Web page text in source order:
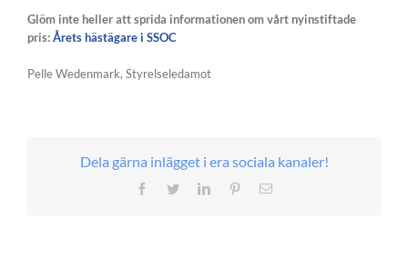
Glöm inte heller att sprida informationen om vårt nyinstiftade
pris:Årets hästägare i SSOC
Pelle Wedenmark, Styrelseledamot
Dela gärna inlägget i era sociala kanaler!
FacebookTwitterLinkedInPinterest